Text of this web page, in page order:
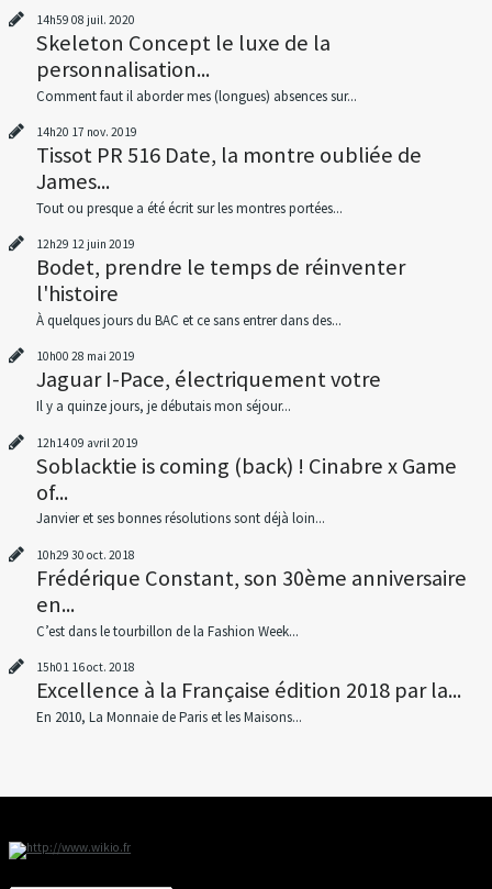
14h59 08 juil. 2020
Skeleton Concept le luxe de la
personnalisation...
Comment faut il aborder mes (longues) absences sur...
14h20 17 nov. 2019
Tissot PR 516 Date, la montre oubliée de
James...
Tout ou presque a été écrit sur les montres portées...
12h29 12 juin 2019
Bodet, prendre le temps de réinventer
l'histoire
À quelques jours du BAC et ce sans entrer dans des...
10h00 28 mai 2019
Jaguar I-Pace, électriquement votre
Il y a quinze jours, je débutais mon séjour...
12h1409 avril 2019
Soblacktie is coming (back) ! Cinabre x Game
of...
Janvier et ses bonnes résolutions sont déjà loin...
10h29 30 oct. 2018
Frédérique Constant, son 30ème anniversaire
en...
C’est dans le tourbillon de la Fashion Week...
15h01 16oct. 2018
Excellence à la Française édition 2018 par la...
En 2010, La Monnaie de Paris et les Maisons...